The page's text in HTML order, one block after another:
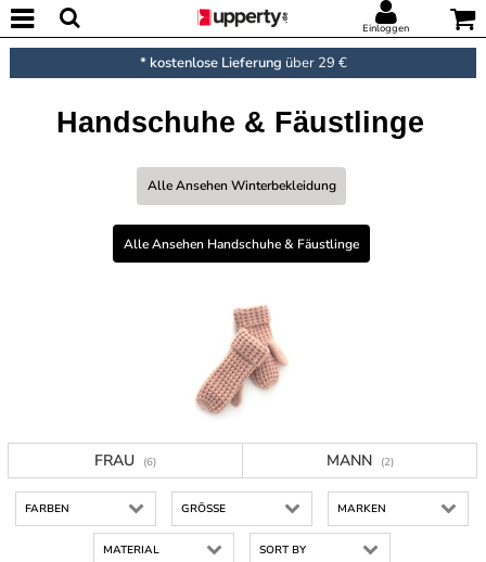
Einloggen
* kostenlose Lieferung über 29 €
Handschuhe & Fäustlinge
Alle Ansehen Winterbekleidung
Alle Ansehen Handschuhe & Fäustlinge
FRAU (6) MANN (2)
FARBEN GRÖSSE MARKEN
MATERIAL SORT BY